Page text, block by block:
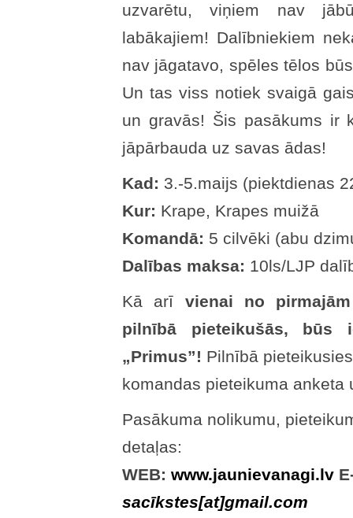
uzvarētu, viņiem nav
labākajiem! Dalībniekiem
nav jāgatavo, spēles tēlos
Un tas viss notiek svaigā
un gravās! Šis pasākums ir
jāpārbauda uz savas ādas!
Kad: 3.-5.maijs (piektdienas
Kur: Krape, Krapes muižā
Komandā: 5 cilvēki (abu
Dalības maksa: 10ls/LJP
Kā arī vienai no
pilnībā pieteikušās, būs
„Primus”! Pilnībā
komandas pieteikuma
Pasākuma nolikumu,
detaļas:
WEB: www.jaunievanagi.lv
sacīkstes[at]gmail.com